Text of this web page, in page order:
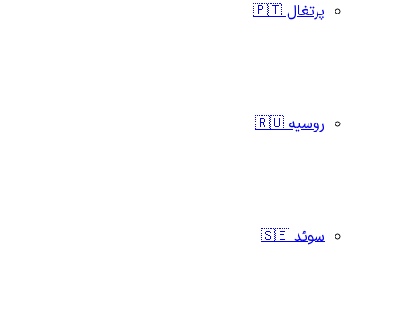
پرتغال 🇵🇹
روسیه 🇷🇺
سوئد 🇸🇪